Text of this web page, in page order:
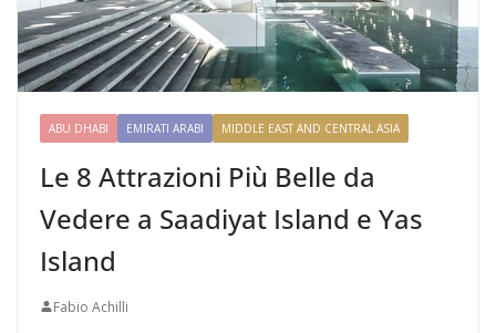
ABU DHABI EMIRATI ARABI MIDDLE EAST AND CENTRAL ASIA
Le 8 Attrazioni Più Belle da
Vedere a Saadiyat Island e Yas
Island
Fabio Achilli